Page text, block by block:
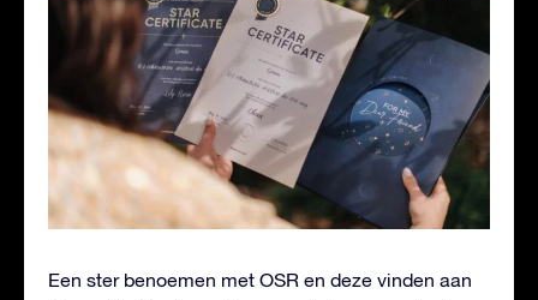
Een ster benoemen met OSR en deze vinden aan